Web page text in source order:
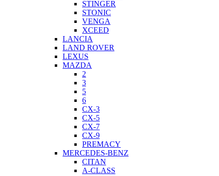
STINGER
STONIC
VENGA
XCEED
LANCIA
LAND ROVER
LEXUS
MAZDA
2
3
5
6
CX-3
CX-5
CX-7
CX-9
PREMACY
MERCEDES-BENZ
CITAN
A-CLASS